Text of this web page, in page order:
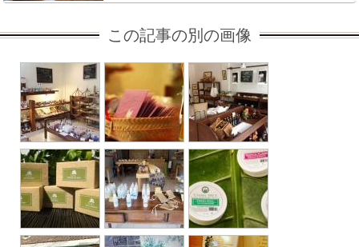
この記事の別の画像